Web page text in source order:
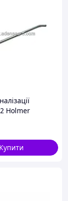
Holmer
Купити